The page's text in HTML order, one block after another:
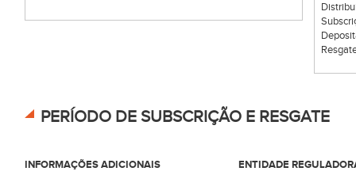
PERÍODO DE SUBSCRIÇÃO E RESGATE
INFORMAÇÕES ADICIONAIS ENTIDADE